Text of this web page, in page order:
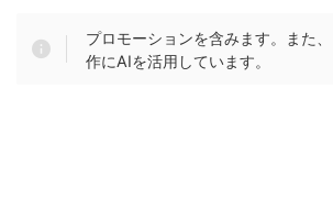
プロモーションを含みます。また
作にAIを活用しています。